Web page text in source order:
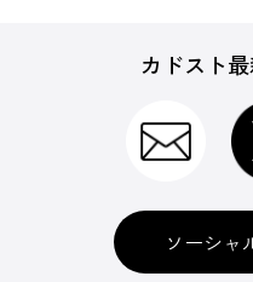
カドスト
ソーシャ